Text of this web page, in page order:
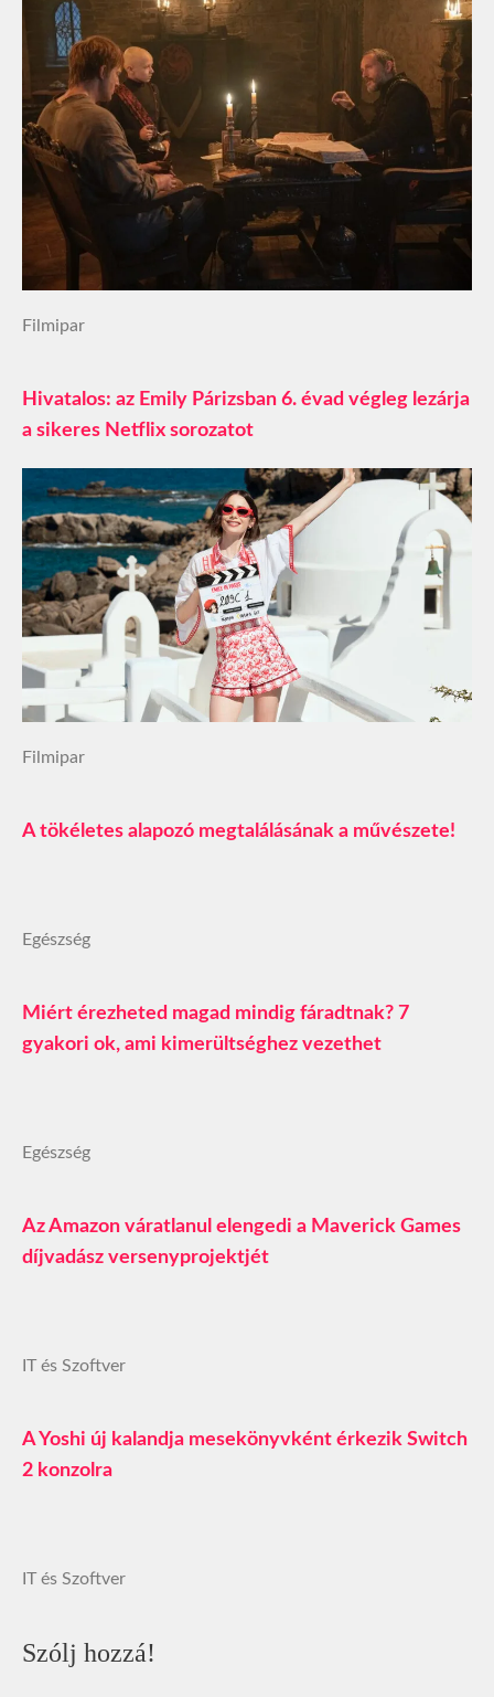
Filmipar
Hivatalos: az Emily Párizsban 6. évad végleg lezárja
a sikeres Netflix sorozatot
Filmipar
A tökéletes alapozó megtalálásának a művészete!
Egészség
Miért érezheted magad mindig fáradtnak? 7
gyakori ok, ami kimerültséghez vezethet
Egészség
Az Amazon váratlanul elengedi a Maverick Games
díjvadász versenyprojektjét
IT és Szoftver
A Yoshi új kalandja mesekönyvként érkezik Switch
2 konzolra
IT és Szoftver
Szólj hozzá!